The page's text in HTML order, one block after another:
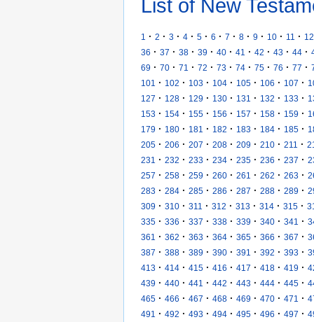
List of New
1 · 2 · 3 · 4 · 5 · 6 · 7 · 8 · 9 · 10 · 11 · 12
36 · 37 · 38 · 39 · 40 · 41 · 42 · 43 · 44 ·
69 · 70 · 71 · 72 · 73 · 74 · 75 · 76 · 77 ·
101
· 102 · 103 · 104 · 105 · 106 · 107 ·
127 · 128 · 129 · 130 · 131 · 132 · 133 ·
153 · 154 · 155 · 156 · 157 · 158 · 159 ·
179 · 180 · 181 · 182 · 183 · 184 · 185 ·
205 · 206 · 207 · 208 · 209 · 210 · 211 ·
231
· 232 · 233 · 234 · 235 · 236 · 237 ·
257 · 258 · 259 · 260 · 261 · 262 · 263 ·
283 · 284 · 285 · 286 · 287 · 288 · 289 ·
309 · 310 · 311 · 312 · 313 · 314 · 315 ·
335 · 336 · 337 · 338 · 339 · 340 · 341 ·
361
· 362 · 363 · 364 · 365 · 366 · 367 ·
387 · 388 · 389 · 390 · 391 · 392 · 393 ·
413 · 414 · 415 · 416 · 417 · 418 · 419 ·
439 · 440 · 441 · 442 · 443 · 444 · 445 ·
465 · 466 · 467 · 468 · 469 · 470 · 471 ·
491
· 492 · 493 · 494 · 495 · 496 · 497 ·